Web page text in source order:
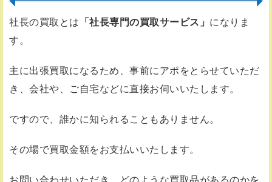
社長の買取とは 「社長専門の買取サービス」 になりま
す。
主に出張買取になるため、事前にアポをとらせていただ
き、会社や、ご自宅などに直接お伺いいたします。
ですので、誰かに知られることもありません。
その場で買取金額をお支払いいたします。